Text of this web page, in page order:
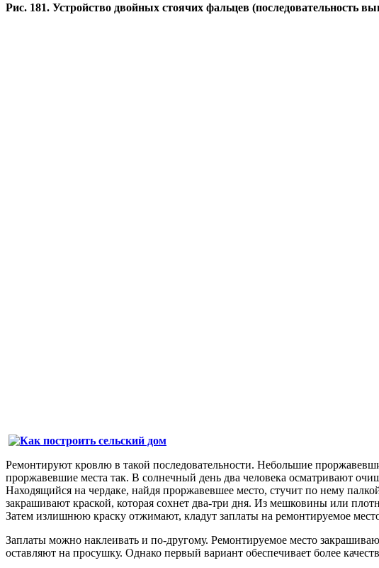
Рис. 181. Устройство двойных стоячих фальцев (последовательность
Ремонтируют кровлю в такой последовательности. Небольшие
проржавевшие места так. В солнечный день два человека осматривают
Находящийся на чердаке, найдя проржавевшее место, стучит по нему
закрашивают краской, которая сохнет два-три дня. Из мешковины или
Затем излишнюю краску отжимают, кладут заплаты на ремонтируемое
Заплаты можно наклеивать и по-другому. Ремонтируемое место
оставляют на просушку. Однако первый вариант обеспечивает более